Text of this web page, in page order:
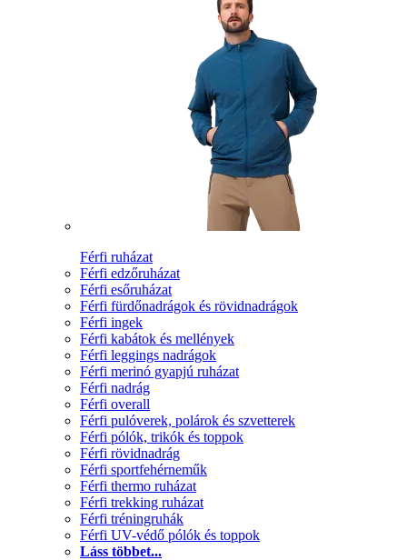
Férfi ruházat
Férfi edzőruházat
Férfi esőruházat
Férfi fürdőnadrágok és rövidnadrágok
Férfi ingek
Férfi kabátok és mellények
Férfi leggings nadrágok
Férfi merinó gyapjú ruházat
Férfi nadrág
Férfi overall
Férfi pulóverek, polárok és szvetterek
Férfi pólók, trikók és toppok
Férfi rövidnadrág
Férfi sportfehérneműk
Férfi thermo ruházat
Férfi trekking ruházat
Férfi tréningruhák
Férfi UV-védő pólók és toppok
Láss többet...